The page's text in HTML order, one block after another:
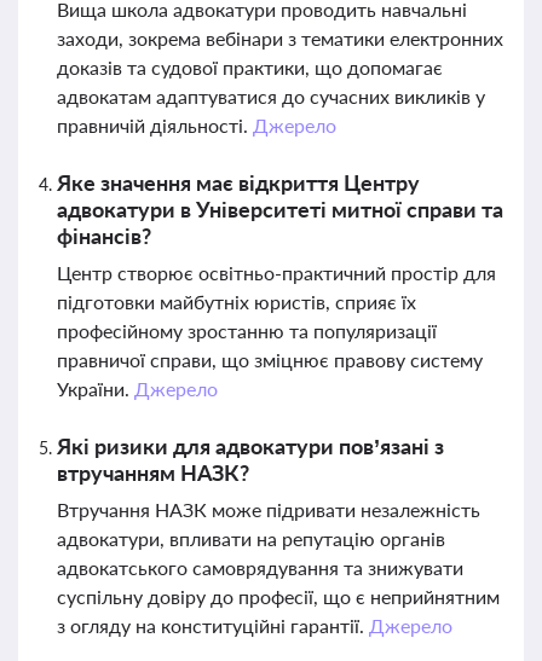
Вища школа адвокатури проводить навчальні
заходи, зокрема вебінари з тематики електронних
доказів та судової практики, що допомагає
адвокатам адаптуватися до сучасних викликів у
правничій діяльності. Джерело
Яке значення має відкриття Центру
адвокатури в Університеті митної справи та
фінансів?
Центр створює освітньо-практичний простір для
підготовки майбутніх юристів, сприяє їх
професійному зростанню та популяризації
правничої справи, що зміцнює правову систему
України. Джерело
Які ризики для адвокатури пов’язані з
втручанням НАЗК?
Втручання НАЗК може підривати незалежність
адвокатури, впливати на репутацію органів
адвокатського самоврядування та знижувати
суспільну довіру до професії, що є неприйнятним
з огляду на конституційні гарантії. Джерело